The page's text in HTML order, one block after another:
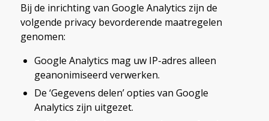
Bij de inrichting van Google Analytics zijn de
volgende privacy bevorderende maatregelen
genomen:
Google Analytics mag uw IP-adres alleen
geanonimiseerd verwerken.
De ‘Gegevens delen’ opties van Google
Analytics zijn uitgezet.